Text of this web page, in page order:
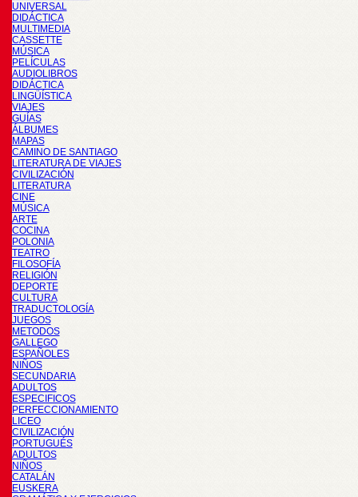
UNIVERSAL
DIDÁCTICA
MULTIMEDIA
CASSETTE
MÚSICA
PELÍCULAS
AUDIOLIBROS
DIDÁCTICA
LINGÜÍSTICA
VIAJES
GUÍAS
ÁLBUMES
MAPAS
CAMINO DE SANTIAGO
LITERATURA DE VIAJES
CIVILIZACIÓN
LITERATURA
CINE
MÚSICA
ARTE
COCINA
POLONIA
TEATRO
FILOSOFÍA
RELIGIÓN
DEPORTE
CULTURA
TRADUCTOLOGÍA
JUEGOS
METODOS
GALLEGO
ESPAÑOLES
NIÑOS
SECUNDARIA
ADULTOS
ESPECIFICOS
PERFECCIONAMIENTO
LICEO
CIVILIZACIÓN
PORTUGUÉS
ADULTOS
NIÑOS
CATALÁN
EUSKERA